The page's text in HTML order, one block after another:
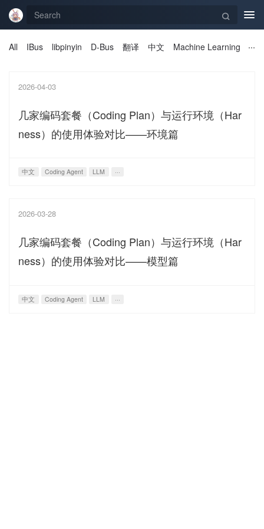
All
IBus libpinyin D-Bus 翻译 中文 Machine Learning
2026-04-03
几家编码套餐（Coding Plan）与运行环境（Har
ness）的使用体验对比——环境篇
中文 Coding Agent LLM ···
2026-03-28
几家编码套餐（Coding Plan）与运行环境（Har
ness）的使用体验对比——模型篇
中文 Coding Agent LLM ···